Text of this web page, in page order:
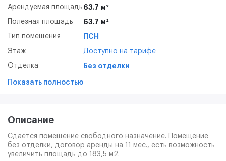
Арендуемая площадь 63.7 м²
Полезная площадь 63.7 м²
Тип помещения ПСН
Этаж Доступно на тарифе
Отделка Без отделки
Показать полностью
Описание
Сдается помещение свободного назначение. Помещение
без отделки, договор аренды на 11 мес., есть возможность
увеличить площадь до 183,5 м2.